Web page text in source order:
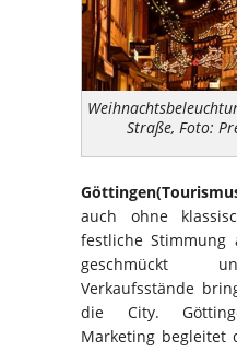
Straße, Foto:
auch ohne
festliche
geschmückt
Verkaufsstände
die City.
Marketing begleitet